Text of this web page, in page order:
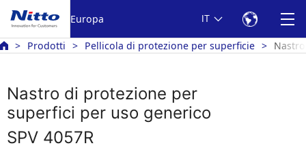
Europa IT
Prodotti Pellicola di protezione per superficie
Nastro di protezione per
superfici per uso generico
SPV 4057R